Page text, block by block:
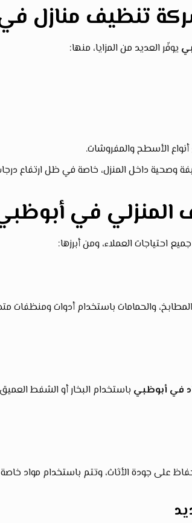
تنظيف منازل
يوفّر العديد من المزايا، منها:
الأسطح والمفروشات.
داخل المنزل، خاصة في ظل ارتفاع درجات
المنزلي في
احتياجات العملاء، ومن أبرزها:
والحمامات باستخدام أدوات ومنظفات
في أبوظبي باستخدام البخار أو الشفط
على جودة الأثاث، وتتم باستخدام مواد